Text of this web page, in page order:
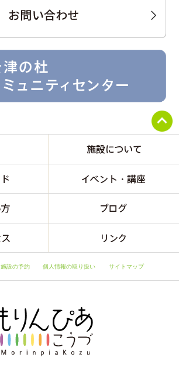
施設の予約 個人情報の取り扱い サイトマップ